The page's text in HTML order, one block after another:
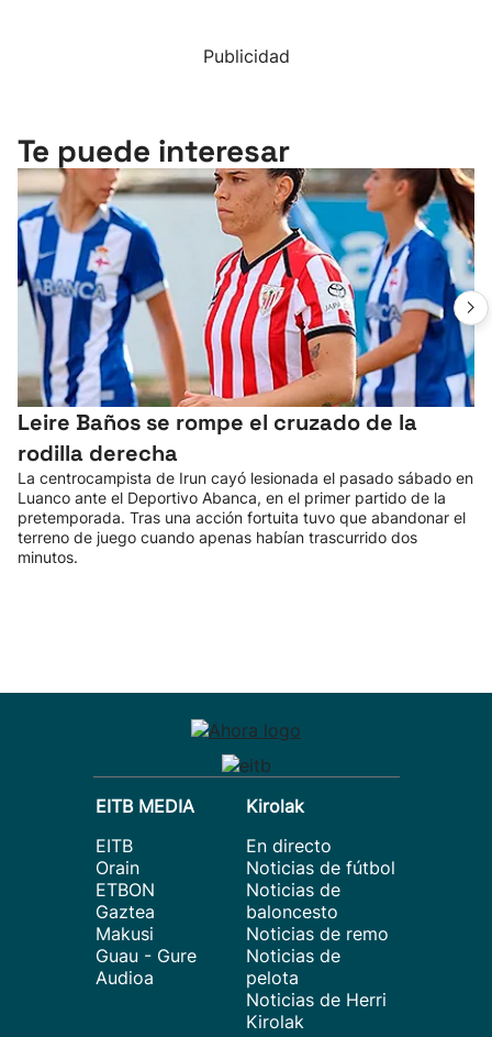
Publicidad
Te puede interesar
Leire Baños se rompe el cruzado de la
rodilla derecha
La centrocampista de Irun cayó lesionada el pasado sábado en
Luanco ante el Deportivo Abanca, en el primer partido de la
pretemporada. Tras una acción fortuita tuvo que abandonar el
terreno de juego cuando apenas habían trascurrido dos
minutos.
EITB MEDIA
EITB
Orain
ETBON
Gaztea
Makusi
Guau - Gure
Audioa
Kirolak
En directo
Noticias de fútbol
Noticias de
baloncesto
Noticias de remo
Noticias de
pelota
Noticias de Herri
Kirolak